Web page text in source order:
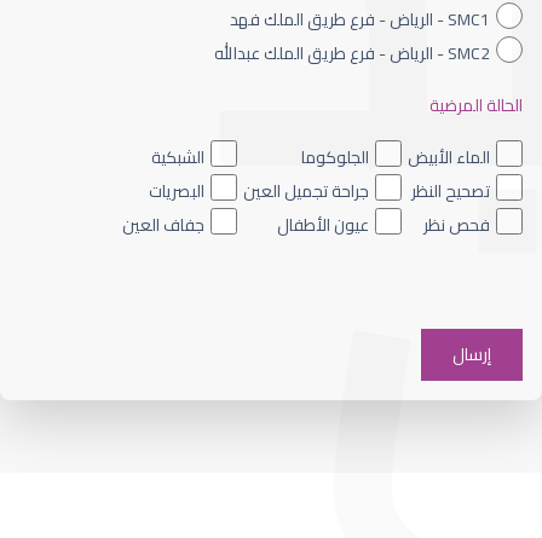
ضعف نظر العين اليسرى
SMC1 - الرياض - فرع طريق الملك فهد
SMC2 - الرياض - فرع طريق الملك عبدالله
الحالة المرضية
الماء الأبيض
الجلوكوما
الشبكية
تصحيح النظر
جراحة تجميل العين
البصريات
فحص نظر
عيون الأطفال جفاف العين